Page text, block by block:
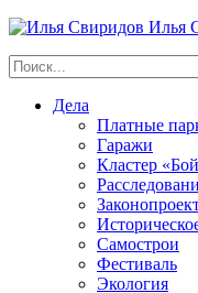
Илья
Дела
Платные
Гаражи
Кластер
Самострои
Фестиваль
Экология